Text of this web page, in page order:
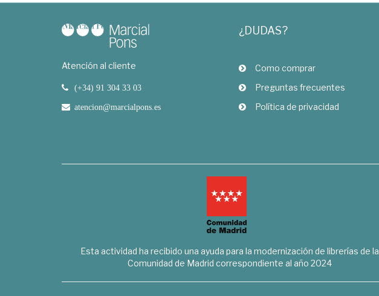
Atención al cliente
(+34) 91 304 33 03
atencion@marcialpons.es
¿DUDAS?
Como comprar
Preguntas frecuentes
Política de privacidad
Esta actividad ha recibido una ayuda para la modernización de librerías de la
Comunidad de Madrid correspondiente al año 2024